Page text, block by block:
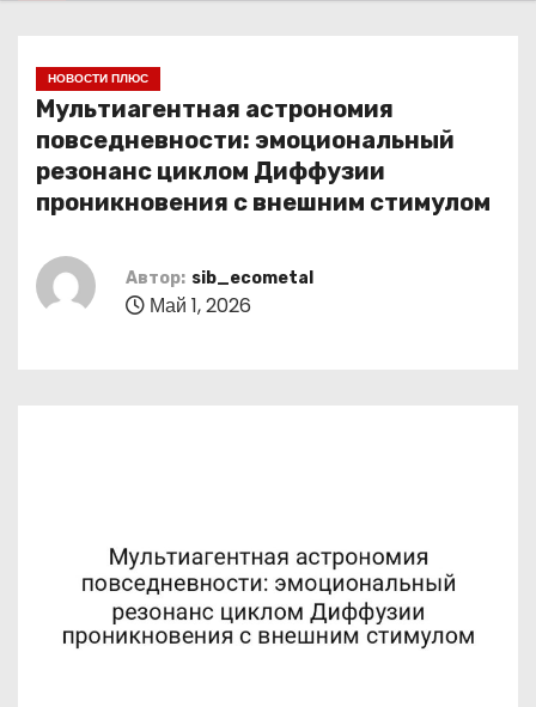
НОВОСТИ ПЛЮС
Мультиагентная астрономия
повседневности: эмоциональный
резонанс циклом Диффузии
проникновения с внешним стимулом
Автор: sib_ecometal
Май 1, 2026